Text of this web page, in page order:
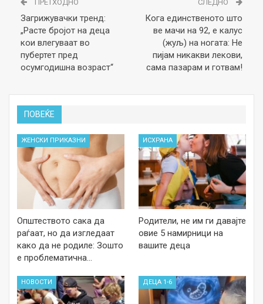
ПРЕТХОДНО
Загрижувачки тренд:
„Расте бројот на деца
кои влегуваат во
пубертет пред
осумгодишна возраст“
СЛЕДНО
Кога единственото што
ве мачи на 92, е калус
(жуљ) на ногата: Не
пијам никакви лекови,
сама пазарам и готвам!
ПОВЕЌЕ
ЖЕНСКИ ПРИКАЗНИ
Општеството сака да
раѓаат, но да изгледаат
како да не родиле: Зошто
е проблематична…
ИСХРАНА
Родители, не им ги давајте
овие 5 намирници на
вашите деца
НОВОСТИ ДЕЦА 1-6